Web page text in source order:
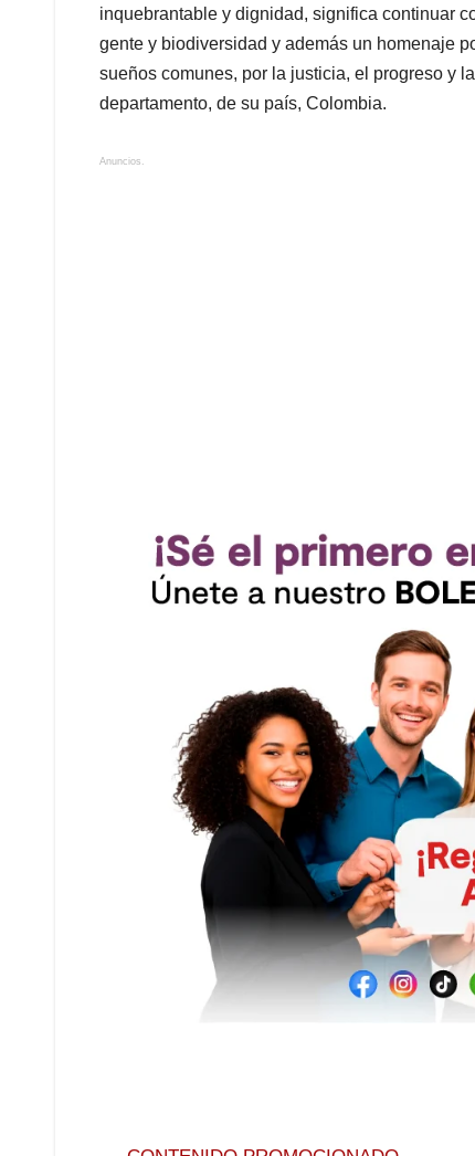
inquebrantable y dignidad, significa continuar
gente y biodiversidad y además un homenaje
sueños comunes, por la justicia, el progreso y
departamento, de su país, Colombia.
Anuncios.